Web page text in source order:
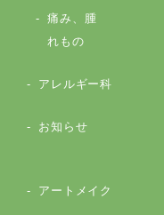
痛み、腫
れもの
アレルギー科
お知らせ
アートメイク